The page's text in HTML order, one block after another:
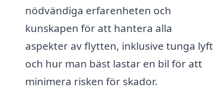
nödvändiga erfarenheten och
kunskapen för att hantera alla
aspekter av flytten, inklusive tunga lyft
och hur man bäst lastar en bil för att
minimera risken för skador.